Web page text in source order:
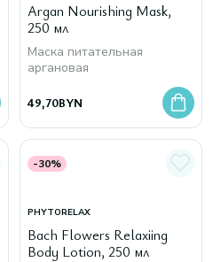
Argan Nourishing Mask,
250 мл
Маска питательная
аргановая
49,70BYN
-30%
PHYTORELAX
Bach Flowers Relaxiing
Body Lotion, 250 мл